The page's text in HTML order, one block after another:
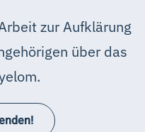
zur Aufklärung
über das